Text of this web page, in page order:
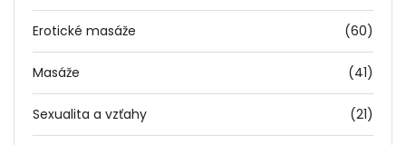
Erotické masáže (60)
Masáže (41)
Sexualita a vzťahy (21)